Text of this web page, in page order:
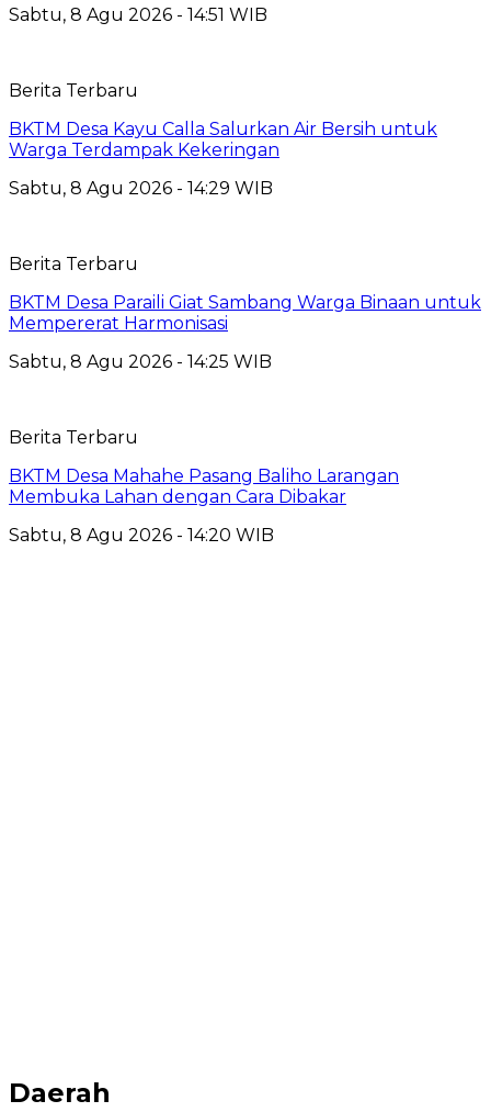
Sabtu, 8 Agu 2026 - 14:51 WIB
Berita Terbaru
BKTM Desa Kayu Calla Salurkan Air Bersih untuk
Warga Terdampak Kekeringan
Sabtu, 8 Agu 2026 - 14:29 WIB
Berita Terbaru
BKTM Desa Paraili Giat Sambang Warga Binaan untuk
Mempererat Harmonisasi
Sabtu, 8 Agu 2026 - 14:25 WIB
Berita Terbaru
BKTM Desa Mahahe Pasang Baliho Larangan
Membuka Lahan dengan Cara Dibakar
Sabtu, 8 Agu 2026 - 14:20 WIB
Daerah